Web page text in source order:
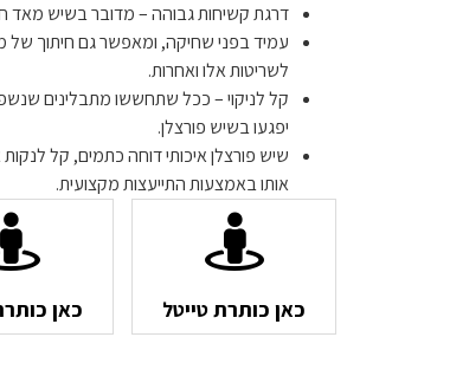
דרגת קשיחות גבוהה – מדובר בשיש מאד
עמיד בפני שחיקה, ומאפשר גם חיתוך
לשריטות אלו ואחרות.
קל לניקוי – ככל שתחששו מתבלינים
יפגעו בשיש פורצלן.
שיש פורצלן איכותי דוחה כתמים, קל
אותו באמצעות התייעצות מקצועית.
כאן כותרת טייטל כאן